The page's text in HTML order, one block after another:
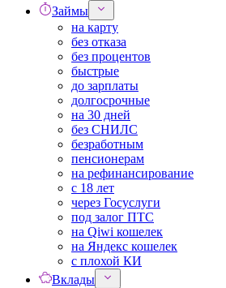
Займы
на карту
без отказа
без процентов
быстрые
до зарплаты
долгосрочные
на 30 дней
без СНИЛС
безработным
пенсионерам
на рефинансирование
с 18 лет
через Госуслуги
под залог ПТС
на Qiwi кошелек
на Яндекс кошелек
с плохой КИ
Вклады